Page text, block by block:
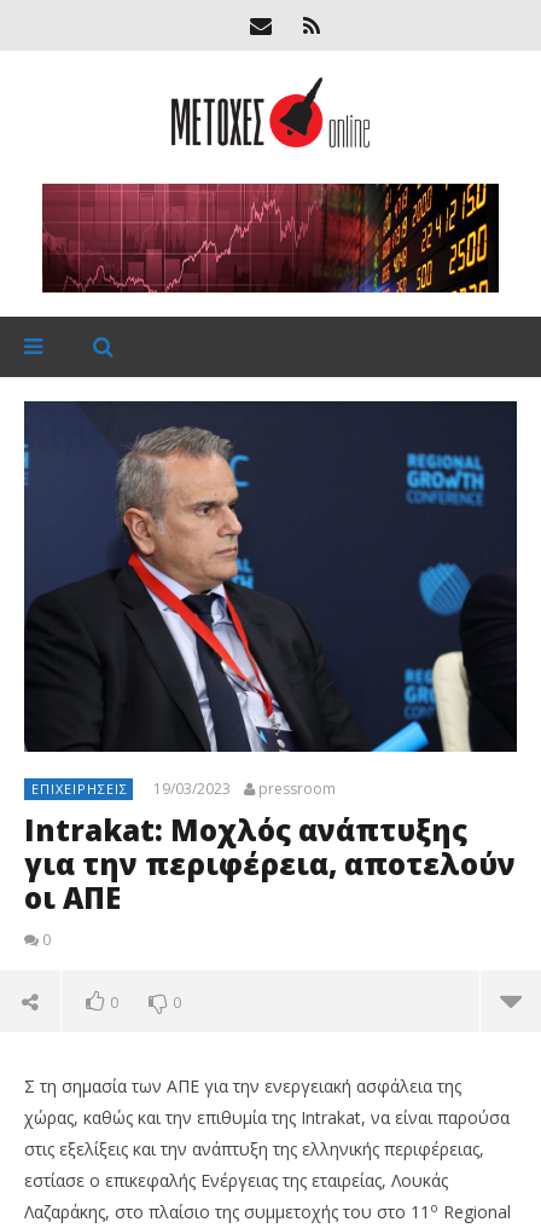
ΕΠΙΧΕΙΡΉΣΕΙΣ 19/03/2023 pressroom
Intrakat: Μοχλός ανάπτυξης
για την περιφέρεια, αποτελούν
οι ΑΠΕ
0
0 0
Σ τη σημασία των ΑΠΕ για την ενεργειακή ασφάλεια της
χώρας, καθώς και την επιθυμία της Intrakat, να είναι παρούσα
στις εξελίξεις και την ανάπτυξη της ελληνικής περιφέρειας,
εστίασε ο επικεφαλής Ενέργειας της εταιρείας, Λουκάς
Λαζαράκης, στο πλαίσιο της συμμετοχής του στο 11 ο Regional